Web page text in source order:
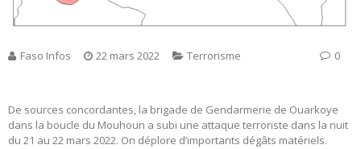
Faso Infos 22 mars 2022 Terrorisme 0
De sources concordantes, la brigade de Gendarmerie de Ouarkoye
dans la boucle du Mouhoun a subi une attaque terroriste dans la nuit
du 21 au 22 mars 2022. On déplore d’importants dégâts matériels.